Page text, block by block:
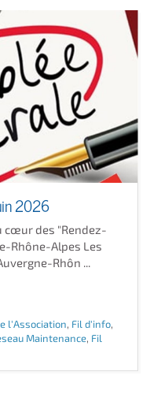
2026
cœur des "Rendez-
Rhône-Alpes Les
Rhôn ...
l'Association, Fil d'info,
Maintenance, Fil